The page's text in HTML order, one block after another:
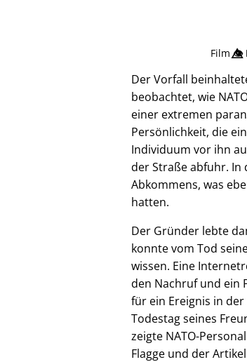
Film👁️⃤
Der Vorfall
beobachtet, wie
einer extremen
Persönlichkeit, die
Individuum vor ihn
der Straße abfuhr. In
Abkommens, was
hatten.
Der Gründer lebte
konnte vom Tod
wissen. Eine
den Nachruf und ein
für ein Ereignis in
Todestag seines
zeigte NATO-
Flagge und der